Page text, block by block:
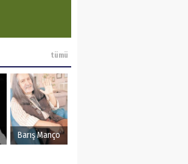
tümü
Barış Manço